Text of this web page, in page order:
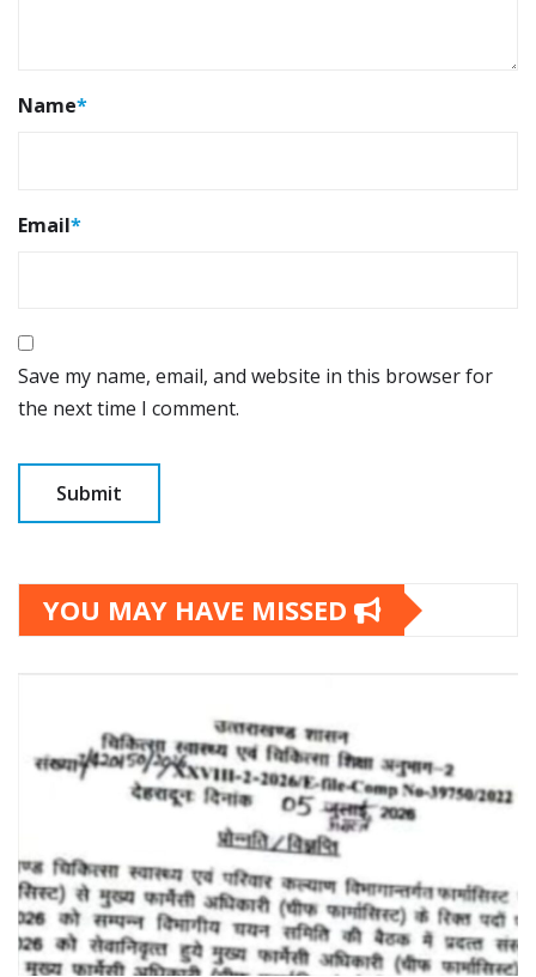
Name*
Email*
Save my name, email, and website in this browser for
the next time I comment.
YOU MAY HAVE MISSED